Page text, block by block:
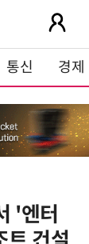
통신 경제
'엔터